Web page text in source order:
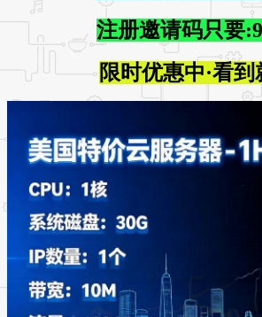
注册邀请码只要
限时优惠中·看到